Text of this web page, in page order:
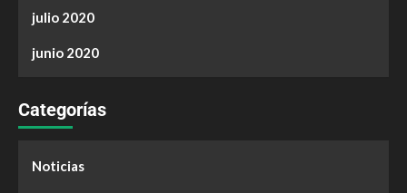
julio 2020
junio 2020
Categorías
Noticias